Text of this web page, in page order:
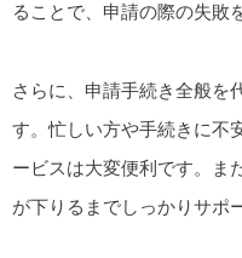
ることで、申請の際の失敗
さらに、申請手続き全般を
す。忙しい方や手続きに不
ービスは大変便利です。ま
が下りるまでしっかりサポ